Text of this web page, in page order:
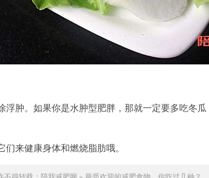
浮肿。如果你是水肿型肥胖，那就一定要多吃冬
来健康身体和燃烧脂肪哦。
不得转载： 陪我减肥网 » 最受欢迎的减肥食物，你吃过几种？